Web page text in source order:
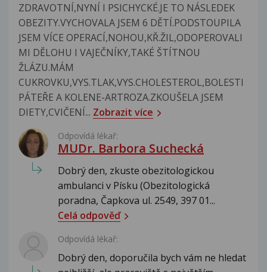
ZDRAVOTNÍ,NYNÍ I PSICHYCKÉ.JE TO NÁSLEDEK
OBEZITY.VYCHOVALA JSEM 6 DĚTÍ.PODSTOUPILA
JSEM VÍCE OPERACÍ,NOHOU,KŘ.ŽIL,ODOPEROVALI
MI DĚLOHU I VAJEČNÍKY,TAKÉ ŠTÍTNOU
ŽLÁZU.MÁM
CUKROVKU,VYS.TLAK,VYS.CHOLESTEROL,BOLESTI
PÁTEŘE A KOLENE-ARTROZA.ZKOUŠELA JSEM
DIETY,CVIČENÍ... Zobrazit více
Odpovídá lékař:
MUDr. Barbora Suchecká
Dobrý den, zkuste obezitologickou
ambulanci v Písku (Obezitologická
poradna, Čapkova ul. 2549, 397 01...
Celá odpověď
Odpovídá lékař:
Dobrý den, doporučila bych vám ne hledat